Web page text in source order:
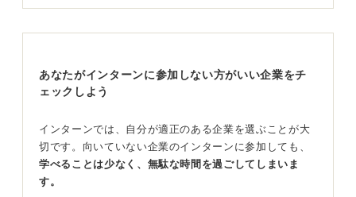
であれば基礎的な学びを終えつつ、就活本番前に実務経
後期から長期インターンに挑戦することも可能です。
の継続」が条件となることが多い点には注意が必要で
す。こうした体験は、業務のリアルを知るだけでなく、
自分の強みや興味領域を早期に見つける助けになりま
す。
あなたがインターンに参加しない方がいい企業をチ
ェックしよう
インターンでは、自分が適正のある企業を選ぶことが大
切です。向いていない企業のインターンに参加しても、
学べることは少なく、無駄な時間を過ごしてしまいま
す。